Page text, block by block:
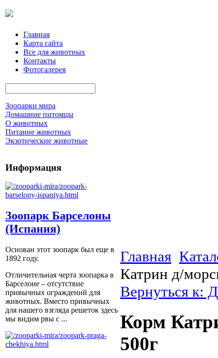
Главная
Карта сайта
Все для животных
Контакты
Фотогалерея
Зоопарки мира
Домашние питомцы
О животных
Питание животных
Экзотические животные
Информация
Зоопарк Барселоны
(Испания)
Основан этот зоопарк был еще в
1892 году.
Отличительная черта зоопарка в
Барселоне – отсутствие
привычных ограждений для
животных. Вместо привычных
для нашего взгляда решеток здесь
мы видим рвы с ...
Главная
Катрин д/
Вернуться к:
Корм
500г